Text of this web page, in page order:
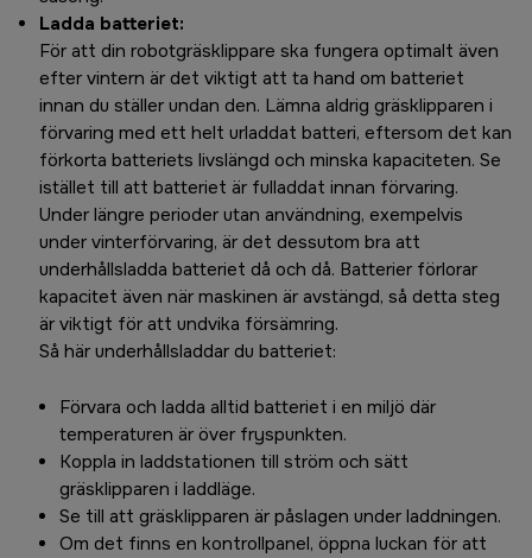
Ladda batteriet:
För att din robotgräsklippare ska fungera optimalt även
efter vintern är det viktigt att ta hand om batteriet
innan du ställer undan den. Lämna aldrig gräsklipparen i
förvaring med ett helt urladdat batteri, eftersom det kan
förkorta batteriets livslängd och minska kapaciteten. Se
istället till att batteriet är fulladdat innan förvaring.
Under längre perioder utan användning, exempelvis
under vinterförvaring, är det dessutom bra att
underhållsladda batteriet då och då. Batterier förlorar
kapacitet även när maskinen är avstängd, så detta steg
är viktigt för att undvika försämring.
Så här underhållsladdar du batteriet:
Förvara och ladda alltid batteriet i en miljö där
temperaturen är över fryspunkten.
Koppla in laddstationen till ström och sätt
gräsklipparen i laddläge.
Se till att gräsklipparen är påslagen under laddningen.
Om det finns en kontrollpanel, öppna luckan för att